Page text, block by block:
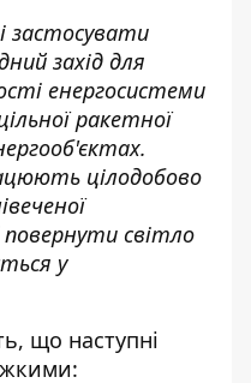
застосувати
захід для
енергосистеми
ракетної
цілодобово
світло
у
що наступні